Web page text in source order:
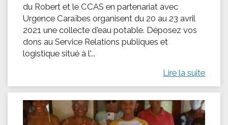
du Robert et le CCAS en partenariat avec
Urgence Caraïbes organisent du 20 au 23 avril
2021 une collecte d'eau potable. Déposez vos
dons au Service Relations publiques et
logistique situé à l'...
Lire la suite